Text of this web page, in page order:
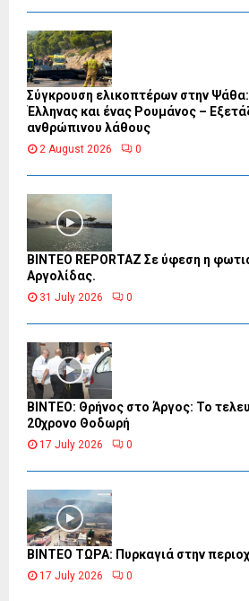
Σύγκρουση ελικοπτέρων στην
Έλληνας και ένας Ρουμάνος –
ανθρώπινου λάθους
2 August 2026 0
BINTEO REPORTAZ Σε ύφεση η
Αργολίδας.
31 July 2026 0
ΒΙΝΤΕΟ: Θρήνος στο Άργος: Το
20χρονο Θοδωρή
17 July 2026 0
ΒΙΝΤΕΟ ΤΩΡΑ: Πυρκαγιά στην
17 July 2026 0